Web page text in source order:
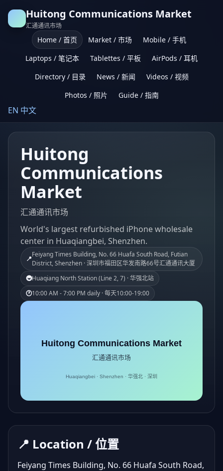
Huitong Communications Market
汇通通讯市场
Home / 首页 Market / 市场
Mobile / 手机
Laptops / 笔记本
Tablettes / 平板
AirPods / 耳机
Directory / 目录
News / 新闻
Videos / 视频
Photos / 照片
Guide / 指南
EN 中文
Huitong
Communications
Market
汇通通讯市场
World's largest refurbished iPhone wholesale
center in Huaqiangbei, Shenzhen.
📍
Feiyang Times Building, No. 66 Huafa South Road, Futian
District, Shenzhen · 深圳市福田区华发南路66号汇通通讯大厦
🚇Huaqiang North Station (Line 2, 7) · 华强北站
🕐10:00 AM - 7:00 PM daily · 每天10:00-19:00
Huitong Communications Market
汇通通讯市场
Huaqiangbei · Shenzhen · 华强北 · 深圳
📍 Location / 位置
Feiyang Times Building, No. 66 Huafa South Road,